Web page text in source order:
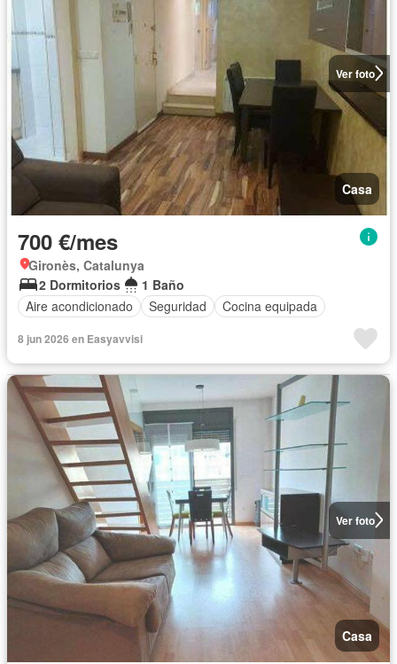
Ver foto
Casa
700 €/mes
Gironès, Catalunya
2 Dormitorios
1 Baño
Aire acondicionado
Seguridad Cocina equipada
8 jun 2026 en Easyavvisi
Ver foto
Casa